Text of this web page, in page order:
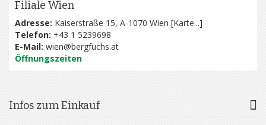
Filiale Wien
Adresse: Kaiserstraße 15, A-1070 Wien [Karte...]
Telefon: +43 1 5239698
E-Mail: wien@bergfuchs.at
Öffnungszeiten
Infos zum Einkauf